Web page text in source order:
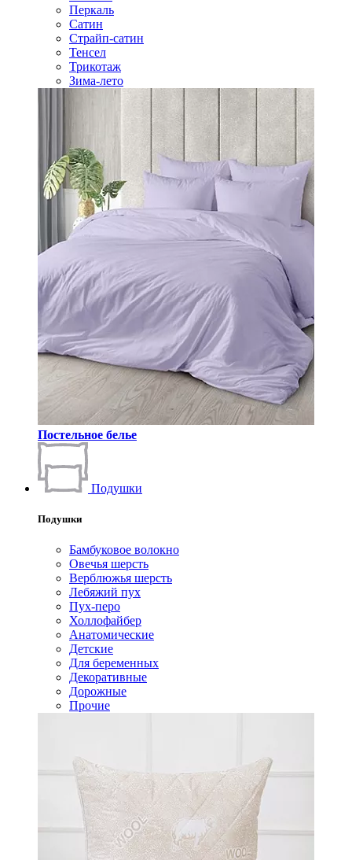
Перкаль
Сатин
Страйп-сатин
Тенсел
Трикотаж
Зима-лето
Постельное белье
Подушки
Подушки
Бамбуковое волокно
Овечья шерсть
Верблюжья шерсть
Лебяжий пух
Пух-перо
Холлофайбер
Анатомические
Детские
Для беременных
Декоративные
Дорожные
Прочие